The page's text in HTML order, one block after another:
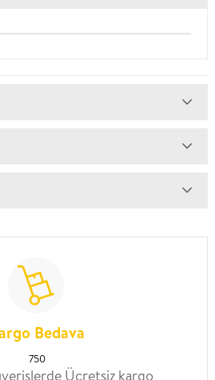
Bedava
750
Ücretsiz kargo